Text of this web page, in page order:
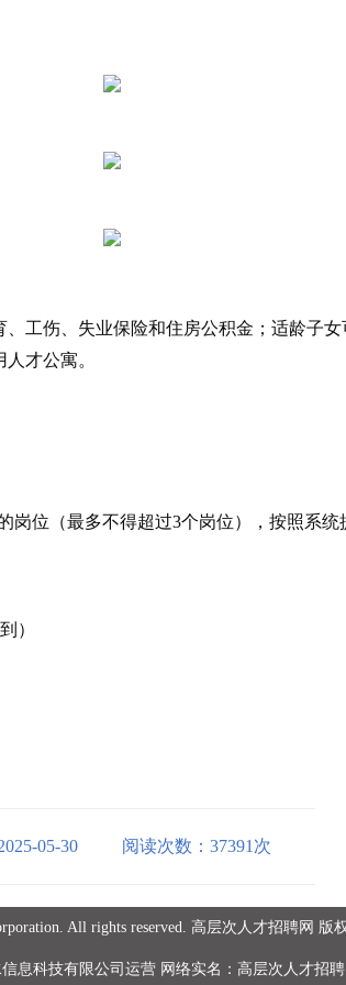
工伤、失业保险和住房公积金；适龄子
才公寓。
岗位（最多不得超过3个岗位），按照系
）
05-30 阅读次数：37391次
All rights reserved. 高层次人才招聘网 版
息科技有限公司运营 网络实名：高层次人才招聘